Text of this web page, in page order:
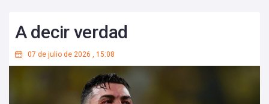
A decir verdad
07 de julio de 2026 , 15:08